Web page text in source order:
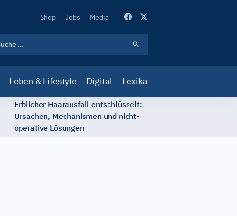
Secondary
Shop Jobs Media
Leben & Lifestyle Digital Lexika
Erblicher Haarausfall entschlüsselt:
Ursachen, Mechanismen und nicht-
operative Lösungen